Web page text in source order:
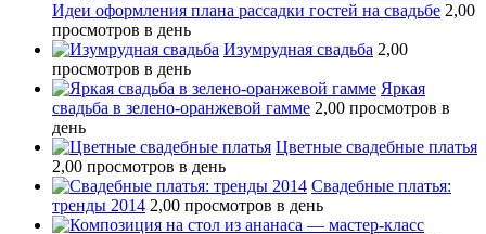
Идеи оформления плана рассадки гостей на свадьбе 2,00
просмотров в день
Изумрудная свадьба 2,00
просмотров в день
Яркая
свадьба в зелено-оранжевой гамме 2,00 просмотров в
день
Цветные свадебные платья
2,00 просмотров в день
Свадебные платья:
тренды 2014 2,00 просмотров в день